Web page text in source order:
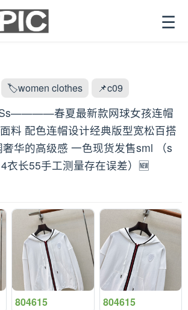
☰
🏷️women clothes 📌c09
春夏最新款网球女孩连帽
料 配色连帽设计经典版型宽松百搭
华的高级感 一色现货发售sml （s
衣长55手工测量存在误差）🆕
804615 804615